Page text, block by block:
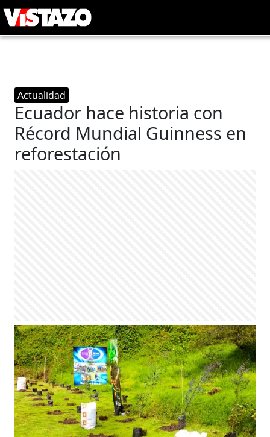
Actualidad
Ecuador hace historia con
Récord Mundial Guinness en
reforestación